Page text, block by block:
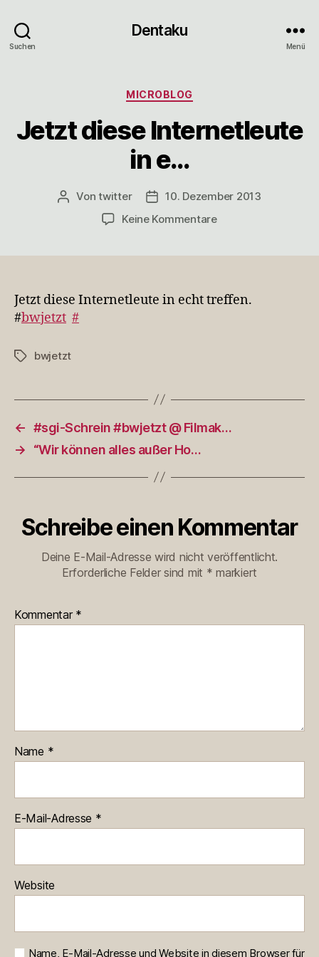
Suchen
Dentaku
Menü
Kategorien
MICROBLOG
Jetzt diese Internetleute
in e…
Beitragsautor
Vontwitter Veröffentlichungsdatum
10. Dezember 2013
Keine Kommentarezu
e…
Jetzt diese Internetleute in echt treffen.
#bwjetzt #
Schlagwörter
bwjetzt
← #sgi-Schrein #bwjetzt @ Filmak…
→
“Wir können alles außer Ho…
Schreibe einen Kommentar
Deine E-Mail-Adresse wird nicht veröffentlicht.
Erforderliche Felder sind mit * markiert
Kommentar *
Name *
E-Mail-Adresse *
Website
Name, E-Mail-Adresse und Website in diesem Browser für